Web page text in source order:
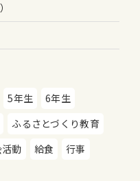
5年生
6年生
ふるさとづくり教育
動 給食 行事